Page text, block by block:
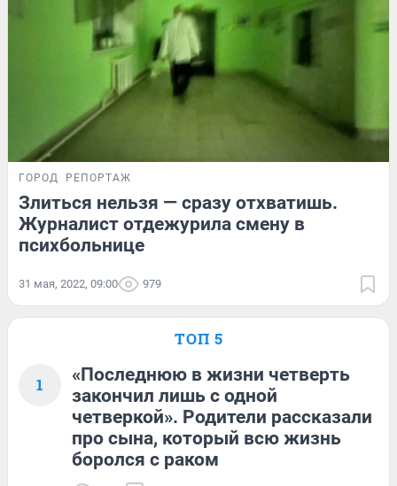
ГОРОД РЕПОРТАЖ
Злиться нельзя — сразу отхватишь.
Журналист отдежурила смену в
психбольнице
31 мая, 2022, 09:00 979
ТОП 5
1
«Последнюю в жизни четверть
закончил лишь с одной
четверкой». Родители рассказали
про сына, который всю жизнь
боролся с раком